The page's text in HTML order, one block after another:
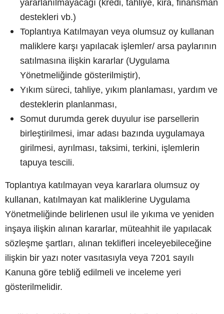
yararlanılmayacağı (kredi, tahliye, kira, finansman
destekleri vb.)
Toplantıya Katılmayan veya olumsuz oy kullanan
maliklere karşı yapılacak işlemler/ arsa paylarının
satılmasına ilişkin kararlar (Uygulama
Yönetmeliğinde gösterilmiştir),
Yıkım süreci, tahliye, yıkım planlaması, yardım ve
desteklerin planlanması,
Somut durumda gerek duyulur ise parsellerin
birleştirilmesi, imar adası bazında uygulamaya
girilmesi, ayrılması, taksimi, terkini, işlemlerin
tapuya tescili.
Toplantıya katılmayan veya kararlara olumsuz oy
kullanan, katılmayan kat maliklerine Uygulama
Yönetmeliğinde belirlenen usul ile yıkıma ve yeniden
inşaya ilişkin alınan kararlar, müteahhit ile yapılacak
sözleşme şartları, alınan teklifleri inceleyebileceğine
ilişkin bir yazı noter vasıtasıyla veya 7201 sayılı
Kanuna göre tebliğ edilmeli ve inceleme yeri
gösterilmelidir.